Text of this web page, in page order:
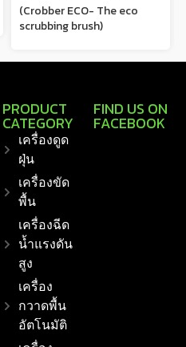
(Crobber ECO- The eco
scrubbing brush)
PRODUCT
CATEGORY
เครื่องดูด
ฝุ่น
เครื่องขัด
พื้น
เครื่องฉีด
น้ำแรงดัน
สูง
เครื่อง
กวาดพื้น
อัตโนมัติ
FIND US ON
FACEBOOK